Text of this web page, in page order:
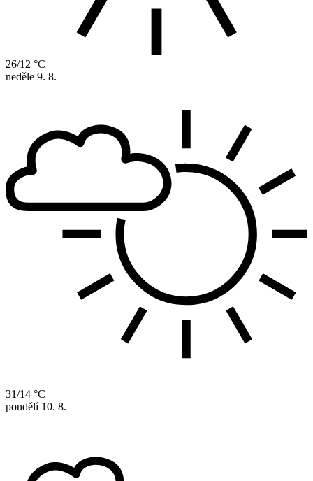
26/12 °C
neděle 9. 8.
31/14 °C
pondělí 10. 8.